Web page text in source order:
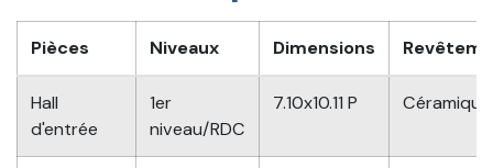
Pièces Niveaux Dimensions
Hall
d'entrée
1er
niveau/RDC
7.10x10.11 P Céramique